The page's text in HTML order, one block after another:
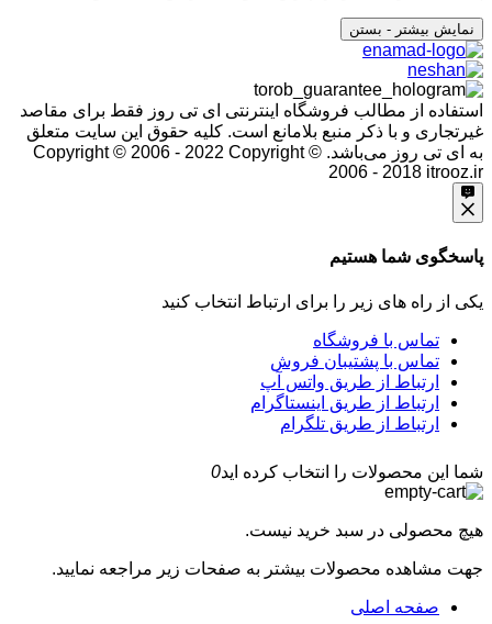
نمایش بیشتر - بستن
استفاده از مطالب فروشگاه اینترنتی ای تی روز فقط برای مقاصد
غیرتجاری و با ذکر منبع بلامانع است. کلیه حقوق این سایت متعلق
به ای تی روز می‌باشد. Copyright © 2006 - 2022 Copyright ©
2006 - 2018 itrooz.ir
پاسخگوی شما هستیم
یکی از راه های زیر را برای ارتباط انتخاب کنید
تماس با فروشگاه
تماس با پشتیبان فروش
ارتباط از طریق واتس آپ
ارتباط از طریق اینستاگرام
ارتباط از طریق تلگرام
شما این محصولات را انتخاب کرده اید0
هیچ محصولی در سبد خرید نیست.
جهت مشاهده محصولات بیشتر به صفحات زیر مراجعه نمایید.
صفحه اصلی